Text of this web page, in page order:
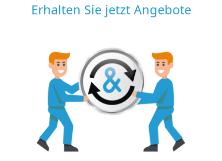
Erhalten Sie jetzt Angebote